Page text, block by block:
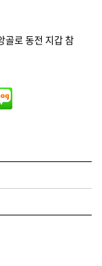
골로 동전 지갑 참